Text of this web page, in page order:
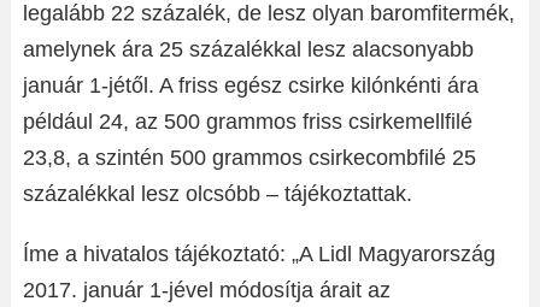
legalább 22 százalék, de lesz olyan baromfitermék,
amelynek ára 25 százalékkal lesz alacsonyabb
január 1-jétől. A friss egész csirke kilónkénti ára
például 24, az 500 grammos friss csirkemellfilé
23,8, a szintén 500 grammos csirkecombfilé 25
százalékkal lesz olcsóbb – tájékoztattak.
Íme a hivatalos tájékoztató: „A Lidl Magyarország
2017. január 1-jével módosítja árait az